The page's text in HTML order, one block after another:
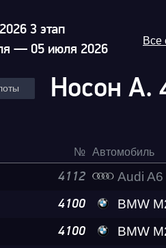
3 этап
— 05 июля 2026
Все
Носон А.
№ Автомобиль
4112
Audi A6
4100 BMW
4100
BMW